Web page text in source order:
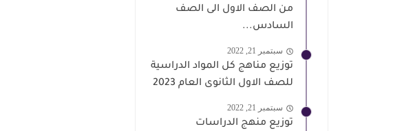
من الصف الاول الى الصف
السادس...
سبتمبر 21, 2022
توزيع مناهج كل المواد الدراسية
للصف الاول الثانوى العام 2023
سبتمبر 21, 2022
توزيع منهج الدراسات